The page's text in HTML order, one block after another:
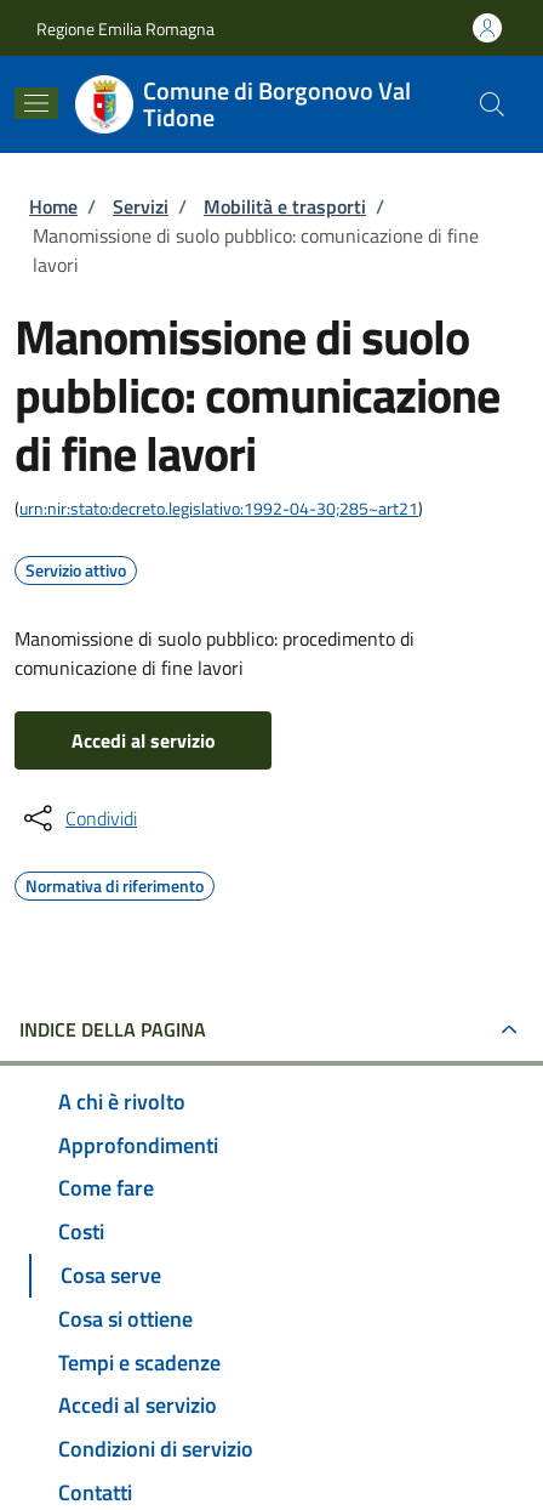
Regione Emilia Romagna
Comune di Borgonovo Val
Tidone
Briciole di pane
Home / Servizi / Mobilità e trasporti /
Manomissione di suolo pubblico: comunicazione di fine
lavori
Manomissione di suolo
pubblico: comunicazione
di fine lavori
(urn:nir:stato:decreto.legislativo:1992-04-30;285~art21)
Servizio attivo
Manomissione di suolo pubblico: procedimento di
comunicazione di fine lavori
Accedi al servizio
Condividi
Normativa di riferimento
INDICE DELLA PAGINA
A chi è rivolto
Approfondimenti
Come fare
Costi
Cosa serve
Cosa si ottiene
Tempi e scadenze
Accedi al servizio
Condizioni di servizio
Contatti